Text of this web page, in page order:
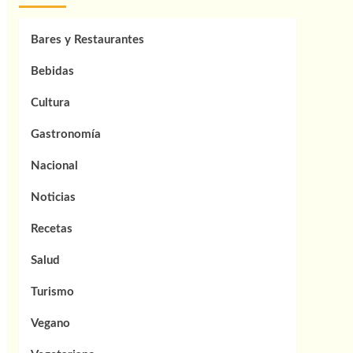
Bares y Restaurantes
Bebidas
Cultura
Gastronomía
Nacional
Noticias
Recetas
Salud
Turismo
Vegano